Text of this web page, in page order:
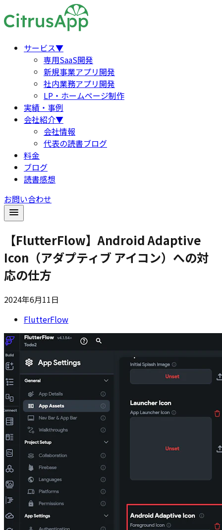
サービス▼
専用SaaS開発
新規事業アプリ開発
社内業務アプリ開発
LP・ホームページ制作
実績・事例
会社紹介▼
会社情報
代表の読書ブログ
料金
ブログ
読書感想
お問い合わせ
【FlutterFlow】Android Adaptive
Icon（アダプティブ アイコン）への対
応の仕方
2024年6月11日
FlutterFlow